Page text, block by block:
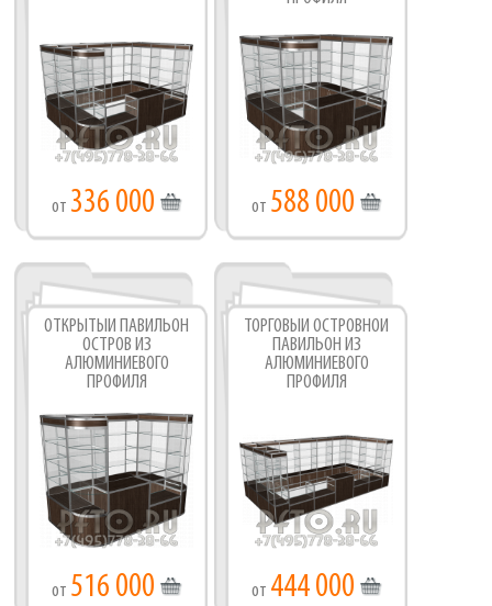
от 336 000 от 588 000
ОТКРЫТЫЙ ПАВИЛЬОН
ОСТРОВ ИЗ
АЛЮМИНИЕВОГО
ПРОФИЛЯ
от 516 000
ТОРГОВЫЙ ОСТРОВНОЙ
ПАВИЛЬОН ИЗ
АЛЮМИНИЕВОГО
ПРОФИЛЯ
от 444 000